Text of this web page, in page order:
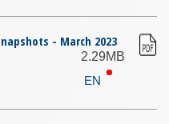
- March 2023
2.29MB
EN